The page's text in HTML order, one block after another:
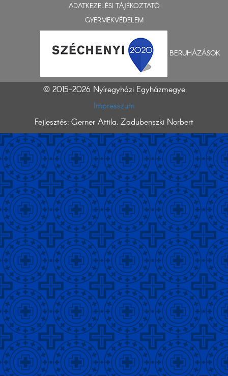
ADATKEZELÉSI TÁJÉKOZTATÓ
GYERMEKVÉDELEM
BERUHÁZÁSOK
© 2015-2026 Nyíregyházi Egyházmegye
Impresszum
Fejlesztés: Gerner Attila, Zadubenszki Norbert